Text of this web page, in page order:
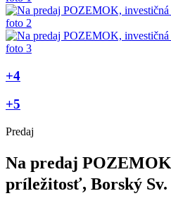
+4
+5
Predaj
Na predaj
príležitosť, Borský